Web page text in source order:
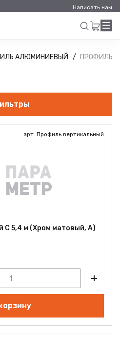
Написать нам
Искать
АЛЮМИНИЕВЫЙ ПРОФИЛЬ
арт. Профиль вертикальный
С 5,4 м (Хром матовый, А)